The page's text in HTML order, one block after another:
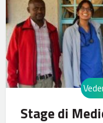
Stage di